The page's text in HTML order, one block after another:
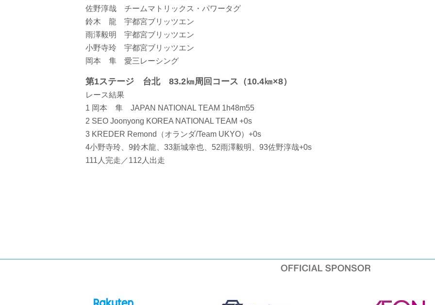
佐野淳哉 チームマトリックス・パワータグ
鈴木 龍 宇都宮ブリッツエン
雨澤毅明 宇都宮ブリッツエン
小野寺玲 宇都宮ブリッツエン
岡本 隼 愛三レーシング
第1ステージ 台北 83.2㎞周回コース（10.4㎞×8）
レース結果
1 岡本 隼 JAPAN NATIONAL TEAM 1h48m55
2 SEO Joonyong KOREA NATIONAL TEAM +0s
3 KREDER Remond（オランダ/Team UKYO）+0s
4小野寺玲、9鈴木龍、33新城幸也、52雨澤毅明、93佐野淳哉+0s
111人完走／112人出走